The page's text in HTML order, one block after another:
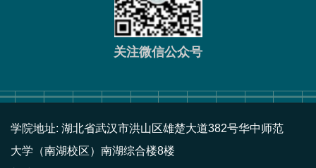
关注微信公众号
学院地址: 湖北省武汉市洪山区雄楚大道382号华中师范
大学（南湖校区）南湖综合楼8楼